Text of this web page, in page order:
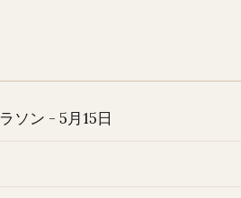
ソン - 5月15日